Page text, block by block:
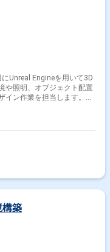
や照明、オブジェクト配置
ン作業を担当します。
ルデザイン
構築
After Effects